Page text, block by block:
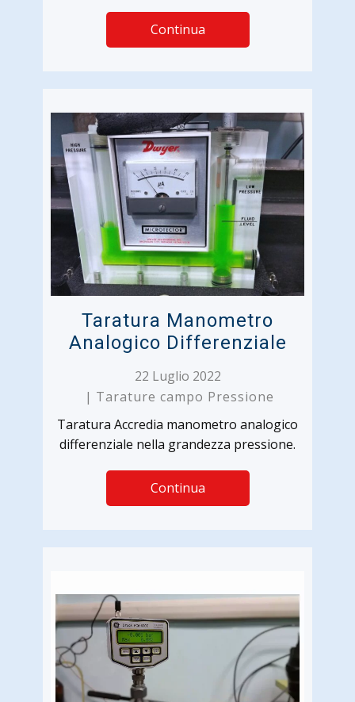
Continua
Taratura Manometro
Analogico Differenziale
22 Luglio 2022
Tarature campo Pressione
Taratura Accredia manometro analogico
differenziale nella grandezza pressione.
Continua